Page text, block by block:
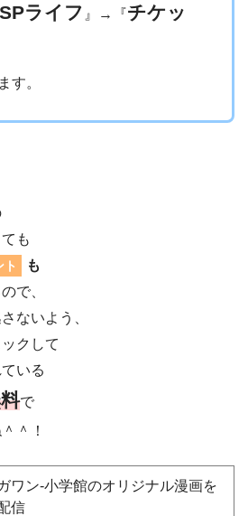
SPライフ 』→『チケッ
す。
も
も
で、
ないよう、
クして
いる
で
＾！
ワン-小学館のオリジナル漫画を
信